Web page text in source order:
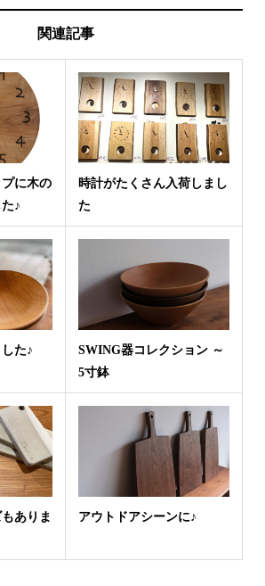
関連記事
に木の
♪
時計がたくさん入荷しまし
た
た♪
SWING器コレクション ～
5寸鉢
ありま
アウトドアシーンに♪